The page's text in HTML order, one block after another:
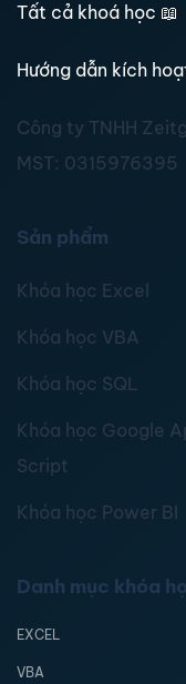
Tất cả khoá học 📖
Hướng dẫn kích
Công ty TNHH
MST: 0315976395
Sản phẩm
Khóa học Excel
Khóa học VBA
Khóa học SQL
Khóa học Google
Script
Khóa học Power BI
Danh mục khóa
EXCEL
VBA